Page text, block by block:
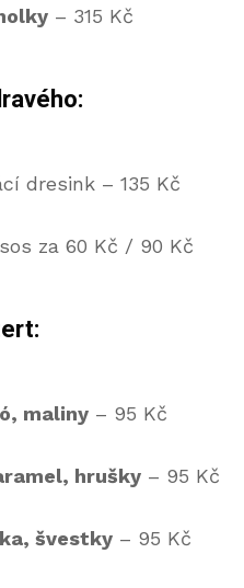
– 315 Kč
dresink – 135 Kč
za 60 Kč / 90 Kč
maliny– 95 Kč
hrušky– 95 Kč
švestky– 95 Kč